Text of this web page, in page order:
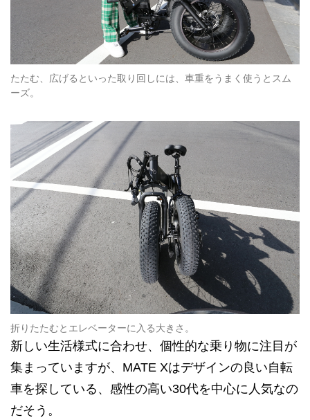
たたむ、広げるといった取り回しには、車重をうまく使うとスム
ーズ。
折りたたむとエレベーターに入る大きさ。
新しい生活様式に合わせ、個性的な乗り物に注目が
集まっていますが、MATE Xはデザインの良い自転
車を探している、感性の高い30代を中心に人気なの
だそう。